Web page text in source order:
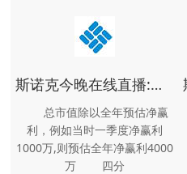
斯诺克今晚在线直播:深天马Ａ(000050)_股票在市场上生意的金额_行情_走势图—东方财富网
总市值除以全年预估净赢
利，例如当时一季度净赢利
1000万,则预估全年净赢利4000
万 四分